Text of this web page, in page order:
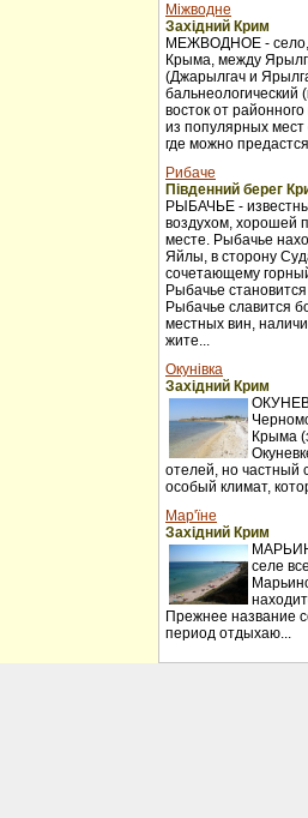
Міжводне
Західний Крим
МЕЖВОДНОЕ - село,
Крыма, между
(Джарылгач и
бальнеологический
восток от
из популярных
где можно
Рибаче
Південний берег
РЫБАЧЬЕ -
воздухом, хорошей
месте. Рыбачье
Яйлы, в сторону
сочетающему
Рыбачье
Рыбачье славится
местных вин,
жите...
Окунівка
Західний Крим
Крыма
отелей, но частный
особый климат,
Мар'їне
Західний Крим
селе
Прежнее название
период отдыхаю...